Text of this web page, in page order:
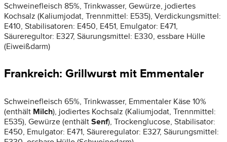
Schweinefleisch 85%, Trinkwasser, Gewürze, jodiertes
Kochsalz (Kaliumjodat, Trennmittel: E535), Verdickungsmittel:
E410, Stabilisatoren: E450, E451, Emulgator: E471,
Säureregultor: E327, Säurungsmittel: E330, essbare Hülle
(Eiweißdarm)
Frankreich: Grillwurst mit Emmentaler
Schweinefleisch 65%, Trinkwasser, Emmentaler Käse 10%
(enthält Milch), jodiertes Kochsalz (Kaliumjodat, Trennmittel:
E535), Gewürze (enthält Senf), Trockenglucose, Stabilisator:
E450, Emulgator: E471, Säureregulator: E327, Säurungsmittel: